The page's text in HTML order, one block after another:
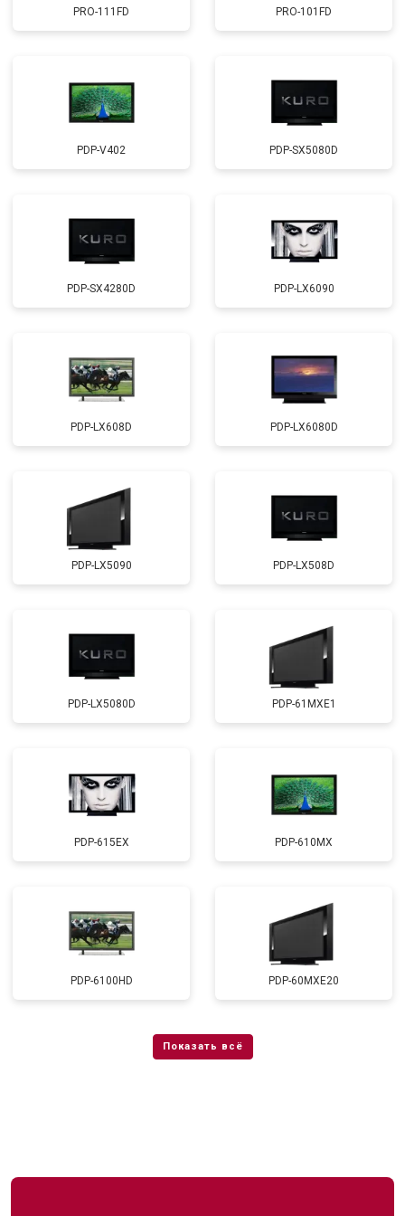
PRO-111FD PRO-101FD
PDP-V402 PDP-SX5080D
PDP-SX4280D PDP-LX6090
PDP-LX608D PDP-LX6080D
PDP-LX5090 PDP-LX508D
PDP-LX5080D PDP-61MXE1
PDP-615EX PDP-610MX
PDP-6100HD PDP-60MXE20